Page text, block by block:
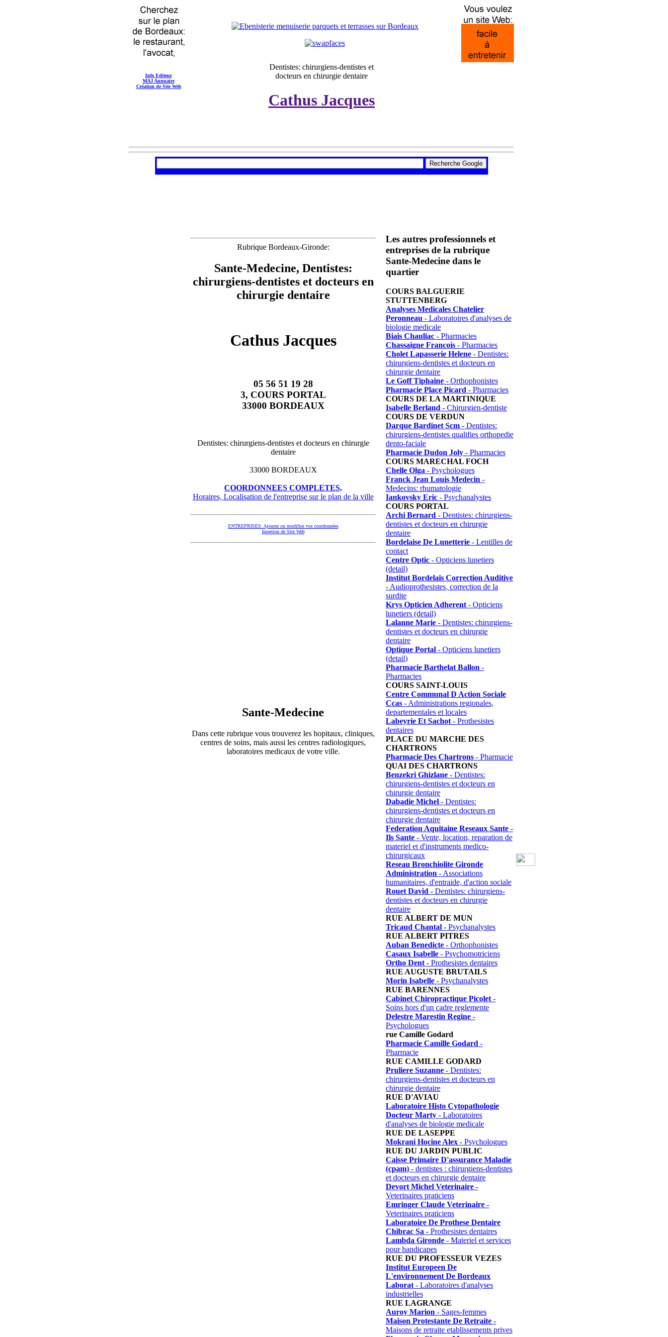
Info Editeur
MAJ Annuaire
Création de Site Web
Dentistes: chirurgiens-dentistes et
docteurs en chirurgie dentaire
Cathus Jacques
Rubrique Bordeaux-Gironde:
Sante-Medecine, Dentistes:
chirurgiens-dentistes et docteurs en
chirurgie dentaire
Cathus Jacques
05 56 51 19 28
3, COURS PORTAL
33000 BORDEAUX
Dentistes: chirurgiens-dentistes et docteurs en chirurgie
dentaire
33000 BORDEAUX
COORDONNEES COMPLETES,
Horaires, Localisation de l'entreprise sur le plan de la ville
ENTREPRISES: Ajoutez ou modifiez vos coordonnées
Insertion de Site Web
Sante-Medecine
Dans cette rubrique vous trouverez les hopitaux, cliniques,
centres de soins, mais aussi les centres radiologiques,
laboratoires medicaux de votre ville.
Les autres professionnels et
entreprises de la rubrique
Sante-Medecine dans le
quartier
COURS BALGUERIE
STUTTENBERG
Analyses Medicales Chatelier
Peronneau - Laboratoires d'analyses de
biologie medicale
Biais Chauliac - Pharmacies
Chassaigne Francois - Pharmacies
Cholet Lapasserie Helene - Dentistes:
chirurgiens-dentistes et docteurs en
chirurgie dentaire
Le Goff Tiphaine - Orthophonistes
Pharmacie Place Picard - Pharmacies
COURS DE LA MARTINIQUE
Isabelle Berland - Chirurgien-dentiste
COURS DE VERDUN
Darque Bardinet Scm - Dentistes:
chirurgiens-dentistes qualifies orthopedie
dento-faciale
Pharmacie Dudon Joly - Pharmacies
COURS MARECHAL FOCH
Chelle Olga - Psychologues
Franck Jean Louis Medecin -
Medecins: rhumatologie
Iankovsky Eric - Psychanalystes
COURS PORTAL
Archi Bernard - Dentistes: chirurgiens-
dentistes et docteurs en chirurgie
dentaire
Bordelaise De Lunetterie - Lentilles de
contact
Centre Optic - Opticiens lunetiers
(detail)
Institut Bordelais Correction Auditive
- Audioprothesistes, correction de la
surdite
Krys Opticien Adherent - Opticiens
lunetiers (detail)
Lalanne Marie - Dentistes: chirurgiens-
dentistes et docteurs en chirurgie
dentaire
Optique Portal - Opticiens lunetiers
(detail)
Pharmacie Barthelat Ballon -
Pharmacies
COURS SAINT-LOUIS
Centre Communal D Action Sociale
Ccas - Administrations regionales,
departementales et locales
Labeyrie Et Sachot - Prothesistes
dentaires
PLACE DU MARCHE DES
CHARTRONS
Pharmacie Des Chartrons - Pharmacie
QUAI DES CHARTRONS
Benzekri Ghizlane - Dentistes:
chirurgiens-dentistes et docteurs en
chirurgie dentaire
Dabadie Michel - Dentistes:
chirurgiens-dentistes et docteurs en
chirurgie dentaire
Federation Aquitaine Reseaux Sante -
Ils Sante - Vente, location, reparation de
materiel et d'instruments medico-
chirurgicaux
Reseau Bronchiolite Gironde
Administration - Associations
humanitaires, d'entraide, d'action sociale
Rouet David - Dentistes: chirurgiens-
dentistes et docteurs en chirurgie
dentaire
RUE ALBERT DE MUN
Tricaud Chantal - Psychanalystes
RUE ALBERT PITRES
Auban Benedicte - Orthophonistes
Casaux Isabelle - Psychomotriciens
Ortho Dent - Prothesistes dentaires
RUE AUGUSTE BRUTAILS
Morin Isabelle - Psychanalystes
RUE BARENNES
Cabinet Chiropractique Picolet -
Soins hors d'un cadre reglemente
Delestre Marestin Regine -
Psychologues
rue Camille Godard
Pharmacie Camille Godard -
Pharmacie
RUE CAMILLE GODARD
Pruliere Suzanne - Dentistes:
chirurgiens-dentistes et docteurs en
chirurgie dentaire
RUE D'AVIAU
Laboratoire Histo Cytopathologie
Docteur Marty - Laboratoires
d'analyses de biologie medicale
RUE DE LASEPPE
Mokrani Hocine Alex - Psychologues
RUE DU JARDIN PUBLIC
Caisse Primaire D'assurance Maladie
(cpam) - dentistes : chirurgiens-dentistes
et docteurs en chirurgie dentaire
Devort Michel Veterinaire -
Veterinaires praticiens
Emringer Claude Veterinaire -
Veterinaires praticiens
Laboratoire De Prothese Dentaire
Chibrac Sa - Prothesistes dentaires
Lambda Gironde - Materiel et services
pour handicapes
RUE DU PROFESSEUR VEZES
Institut Europeen De
L'environnement De Bordeaux
Laborat - Laboratoires d'analyses
industrielles
RUE LAGRANGE
Auroy Marion - Sages-femmes
Maison Protestante De Retraite -
Maisons de retraite etablissements prives